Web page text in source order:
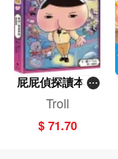
屁屁偵探讀本(1
3)－－對決！怪
篇）
Troll
$ 71.70